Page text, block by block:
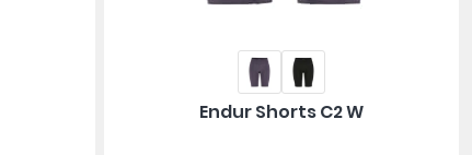
Endur Shorts C2 W